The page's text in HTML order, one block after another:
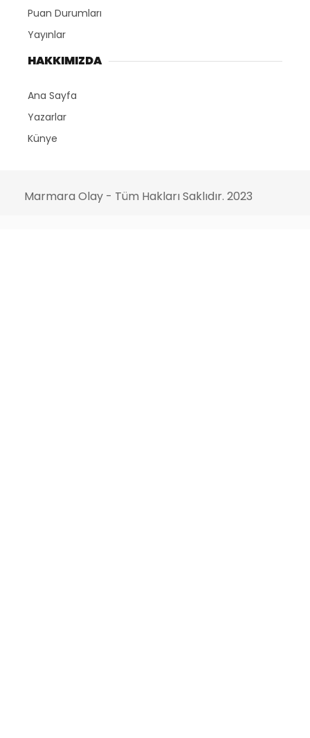
Puan Durumları
Yayınlar
HAKKIMIZDA
Ana Sayfa
Yazarlar
Künye
Marmara Olay - Tüm Hakları Saklıdır. 2023